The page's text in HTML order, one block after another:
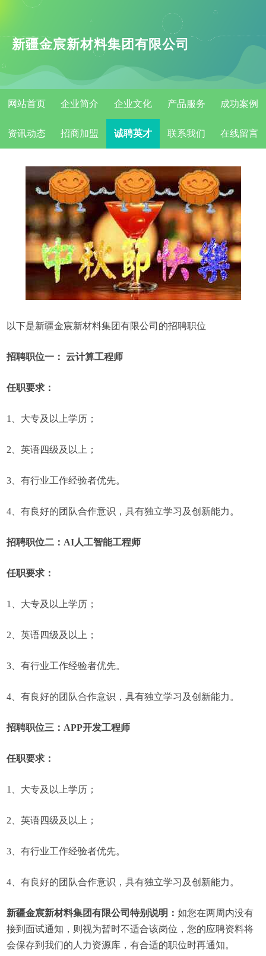
新疆金宸新材料集团有限公司
网站首页 企业简介 企业文化 产品服务 成功案例
资讯动态 招商加盟 诚聘英才 联系我们 在线留言
以下是新疆金宸新材料集团有限公司的招聘职位
招聘职位一： 云计算工程师
任职要求：
1、大专及以上学历；
2、英语四级及以上；
3、有行业工作经验者优先。
4、有良好的团队合作意识，具有独立学习及创新能力。
招聘职位二：AI人工智能工程师
任职要求：
1、大专及以上学历；
2、英语四级及以上；
3、有行业工作经验者优先。
4、有良好的团队合作意识，具有独立学习及创新能力。
招聘职位三：APP开发工程师
任职要求：
1、大专及以上学历；
2、英语四级及以上；
3、有行业工作经验者优先。
4、有良好的团队合作意识，具有独立学习及创新能力。
新疆金宸新材料集团有限公司特别说明：如您在两周内没有
接到面试通知，则视为暂时不适合该岗位，您的应聘资料将
会保存到我们的人力资源库，有合适的职位时再通知。